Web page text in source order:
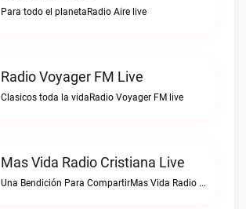
Para todo el planetaRadio Aire live
Radio Voyager FM Live
Clasicos toda la vidaRadio Voyager FM live
Mas Vida Radio Cristiana Live
Una Bendición Para CompartirMas Vida Radio Cristiana live